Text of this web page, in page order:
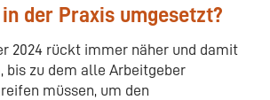
der Praxis umgesetzt?
2024 rückt immer näher und damit
bis zu dem alle Arbeitgeber
müssen, um den